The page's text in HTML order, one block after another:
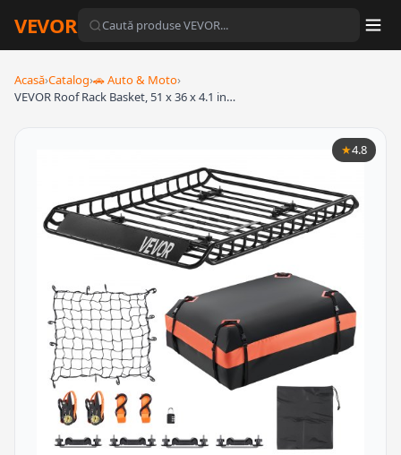
VEVOR
Acasă›Catalog›🚗 Auto & Moto›
VEVOR Roof Rack Basket, 51 x 36 x 4.1 in…
★4.8